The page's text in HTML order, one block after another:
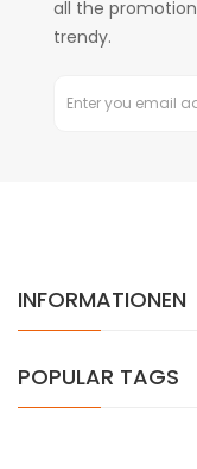
all the
trendy.
INFORMATIONEN
POPULAR TAGS